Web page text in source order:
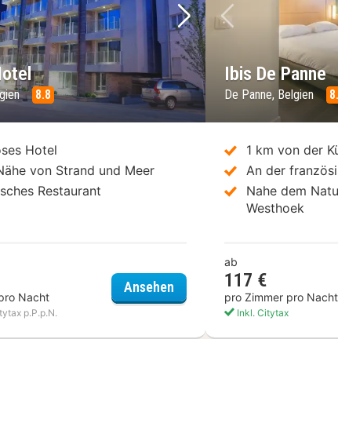
Bild
Nächstes Bild
8.8
Hotel
von Strand und Meer
Restaurant
Nacht
p.P.p.N.
Ansehen Casino Hotel
Vorheriges
Ibis De Panne
De Panne, Belgien
1 km von der
An der
Nahe dem
Westhoek
ab
117 €
pro Zimmer pro Nacht
Inkl. Citytax